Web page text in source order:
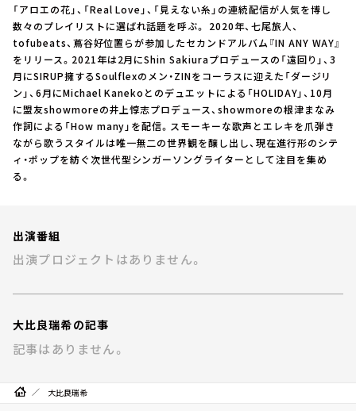
今日の番組表
週間番組表
トピックス
TBS Podcast
お知らせ
イベント・グッズ
YouTube
会社情報
「アロエの花」、「Real Love」、「見えない糸」の連続配信が人気を博し
数々のプレイリストに選ばれ話題を呼ぶ。 2020年、七尾旅人、
tofubeats、蔦谷好位置らが参加したセカンドアルバム『IN ANY WAY』
をリリース。2021年は2月にShin Sakiuraプロデュースの「遠回り」、3
月にSIRUP擁するSoulflexのメン・ZINをコーラスに迎えた「ダージリ
ン」、6月にMichael Kanekoとのデュエットによる「HOLIDAY」、10月
に盟友showmoreの井上惇志プロデュース、showmoreの根津まなみ
作詞による「How many」を配信。スモーキーな歌声とエレキを爪弾き
ながら歌うスタイルは唯一無二の世界観を醸し出し、現在進行形のシテ
ィ・ポップを紡ぐ次世代型シンガーソングライターとして注目を集め
る。
出演番組
出演プロジェクトはありません。
大比良瑞希の記事
記事はありません。
大比良瑞希